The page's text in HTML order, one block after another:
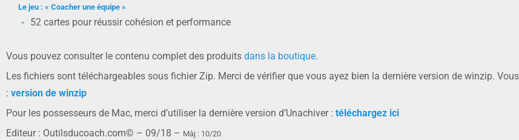
Le jeu : « Coacher une équipe »
52 cartes pour réussir cohésion et performance
Vous pouvez consulter le contenu complet des produits dans la boutique.
Les fichiers sont téléchargeables sous fichier Zip. Merci de vérifier que vous ayez bien la dernière version de winzip.
: version de winzip
Pour les possesseurs de Mac, merci d’utiliser la dernière version d’Unachiver : téléchargez ici
Editeur : Outilsducoach.com© – 09/18 – Màj : 10/20